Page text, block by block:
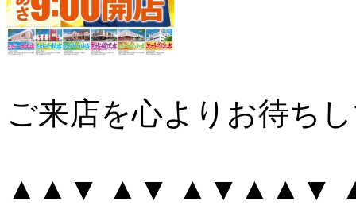
ご来店を心よりお待ち
▲▲▼ ▲▼ ▲▼▲▲▼